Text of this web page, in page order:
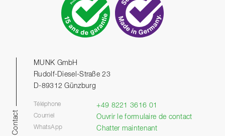
Contact
MUNK GmbH
Rudolf-Diesel-Straße 23
D-89312 Günzburg
Téléphone +49 8221 3616 01
Courriel Ouvrir le formulaire de contact
WhatsApp Chatter maintenant